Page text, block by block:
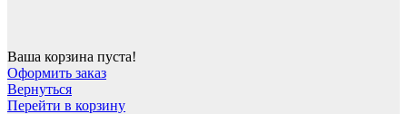
Ваша корзина пуста!
Оформить заказ
Вернуться
Перейти в корзину